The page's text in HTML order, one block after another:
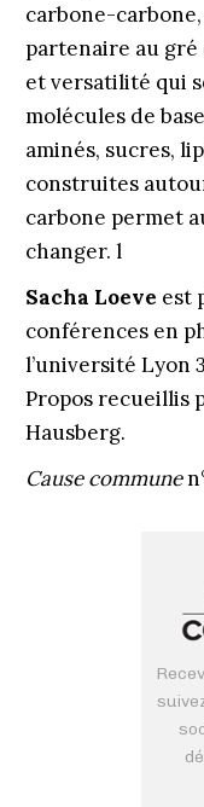
carbone-
partenaire au
et versatilité qui
molécules de
aminés, sucres,
construites
carbone permet
changer. l
Sacha Loeve est
conférences en
l’université Lyon
Propos recueillis
Hausberg.
Cause commune